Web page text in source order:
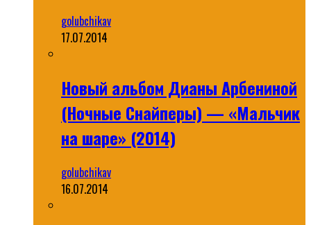
golubchikav
17.07.2014
Новый альбом Дианы Арбениной
(Ночные Снайперы) — «Мальчик
на шаре» (2014)
golubchikav
16.07.2014